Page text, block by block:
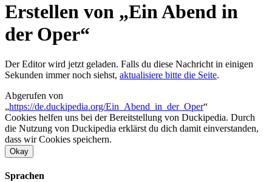
Erstellen von „Ein Abend in
der Oper“
Der Editor wird jetzt geladen. Falls du diese Nachricht in einigen
Sekunden immer noch siehst, aktualisiere bitte die Seite.
Abgerufen von
„https://de.duckipedia.org/Ein_Abend_in_der_Oper“
Cookies helfen uns bei der Bereitstellung von Duckipedia. Durch
die Nutzung von Duckipedia erklärst du dich damit einverstanden,
dass wir Cookies speichern.
Okay
Sprachen